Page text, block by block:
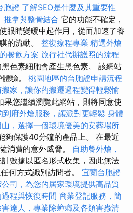
胞證 了解SEO是什麼及其重要性
推拿與整骨結合 它的功能不確定，
眼睛變暖中起作用，從而加速了養
的流動。 整復療程專業 精選外燴
餐飲方案 旅行社代辦護照的流程
色素細胞會產生黑色素。 該網站
驗。 桃園地區的台胞證申請流程
搬家，讓你的搬遷過程變得輕鬆愉
果您繼續瀏覽此網站，則將同意使
到府外燴服務，讓派對更輕鬆 身體
，選擇一個環境優美的安葬場所
夠保護40分鐘的產品上。 在最近
消費的意外威脅。 自助餐外燴，
計數據以匿名形式收集，因此無法
何方式識別訪問者。 宜蘭台胞證
公司，為您的居家環境提供高品質
程與恢復時間 商業登記服務，簡
達人，專業除蟑螂及各類害蟲清